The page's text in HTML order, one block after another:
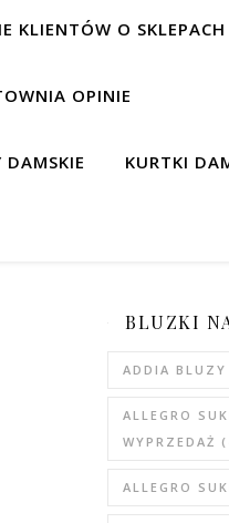
KLIENTÓW O
OPINIE
DAMSKIE KURTKI
BLUZKI
ADDIA BLUZY
ALLEGRO
WYPRZEDAŻ
ALLEGRO